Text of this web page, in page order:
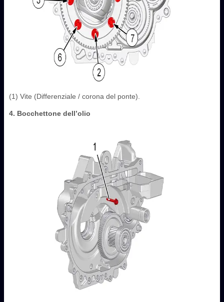
(1) Vite (Differenziale / corona del ponte).
4. Bocchettone dell’olio